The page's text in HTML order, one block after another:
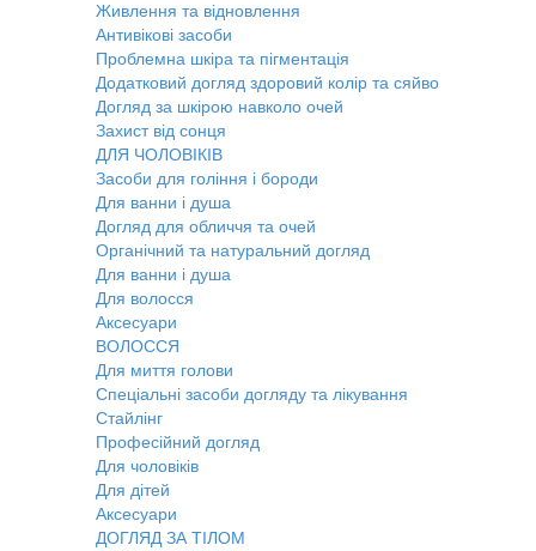
Живлення та відновлення
Антивікові засоби
Проблемна шкіра та пігментація
Додатковий догляд здоровий колір та сяйво
Догляд за шкірою навколо очей
Захист від сонця
ДЛЯ ЧОЛОВІКІВ
Засоби для гоління і бороди
Для ванни і душа
Догляд для обличчя та очей
Органічний та натуральний догляд
Для ванни і душа
Для волосся
Аксесуари
ВОЛОССЯ
Для миття голови
Спеціальні засоби догляду та лікування
Стайлінг
Професійний догляд
Для чоловіків
Для дітей
Аксесуари
ДОГЛЯД ЗА ТІЛОМ